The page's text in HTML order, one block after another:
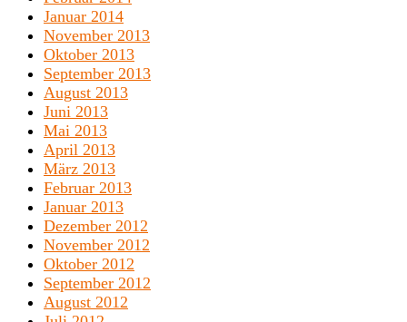
Januar 2014
November 2013
Oktober 2013
September 2013
August 2013
Juni 2013
Mai 2013
April 2013
März 2013
Februar 2013
Januar 2013
Dezember 2012
November 2012
Oktober 2012
September 2012
August 2012